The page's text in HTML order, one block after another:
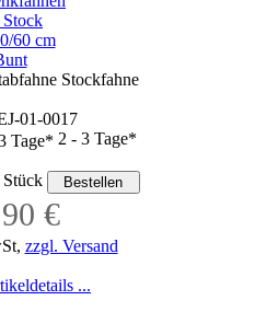
60 cm
Stockfahne
01-0017
2 - 3 Tage*
€
zzgl. Versand
...